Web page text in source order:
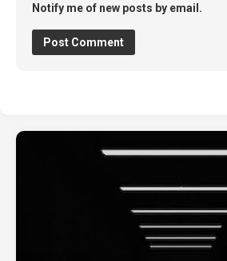
Notify me of new posts by email.